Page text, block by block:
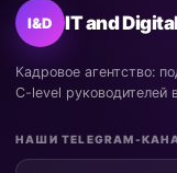
I&D IT and
Кадровое агентство:
C-level руководителей
НАШИ TELEGRAM-